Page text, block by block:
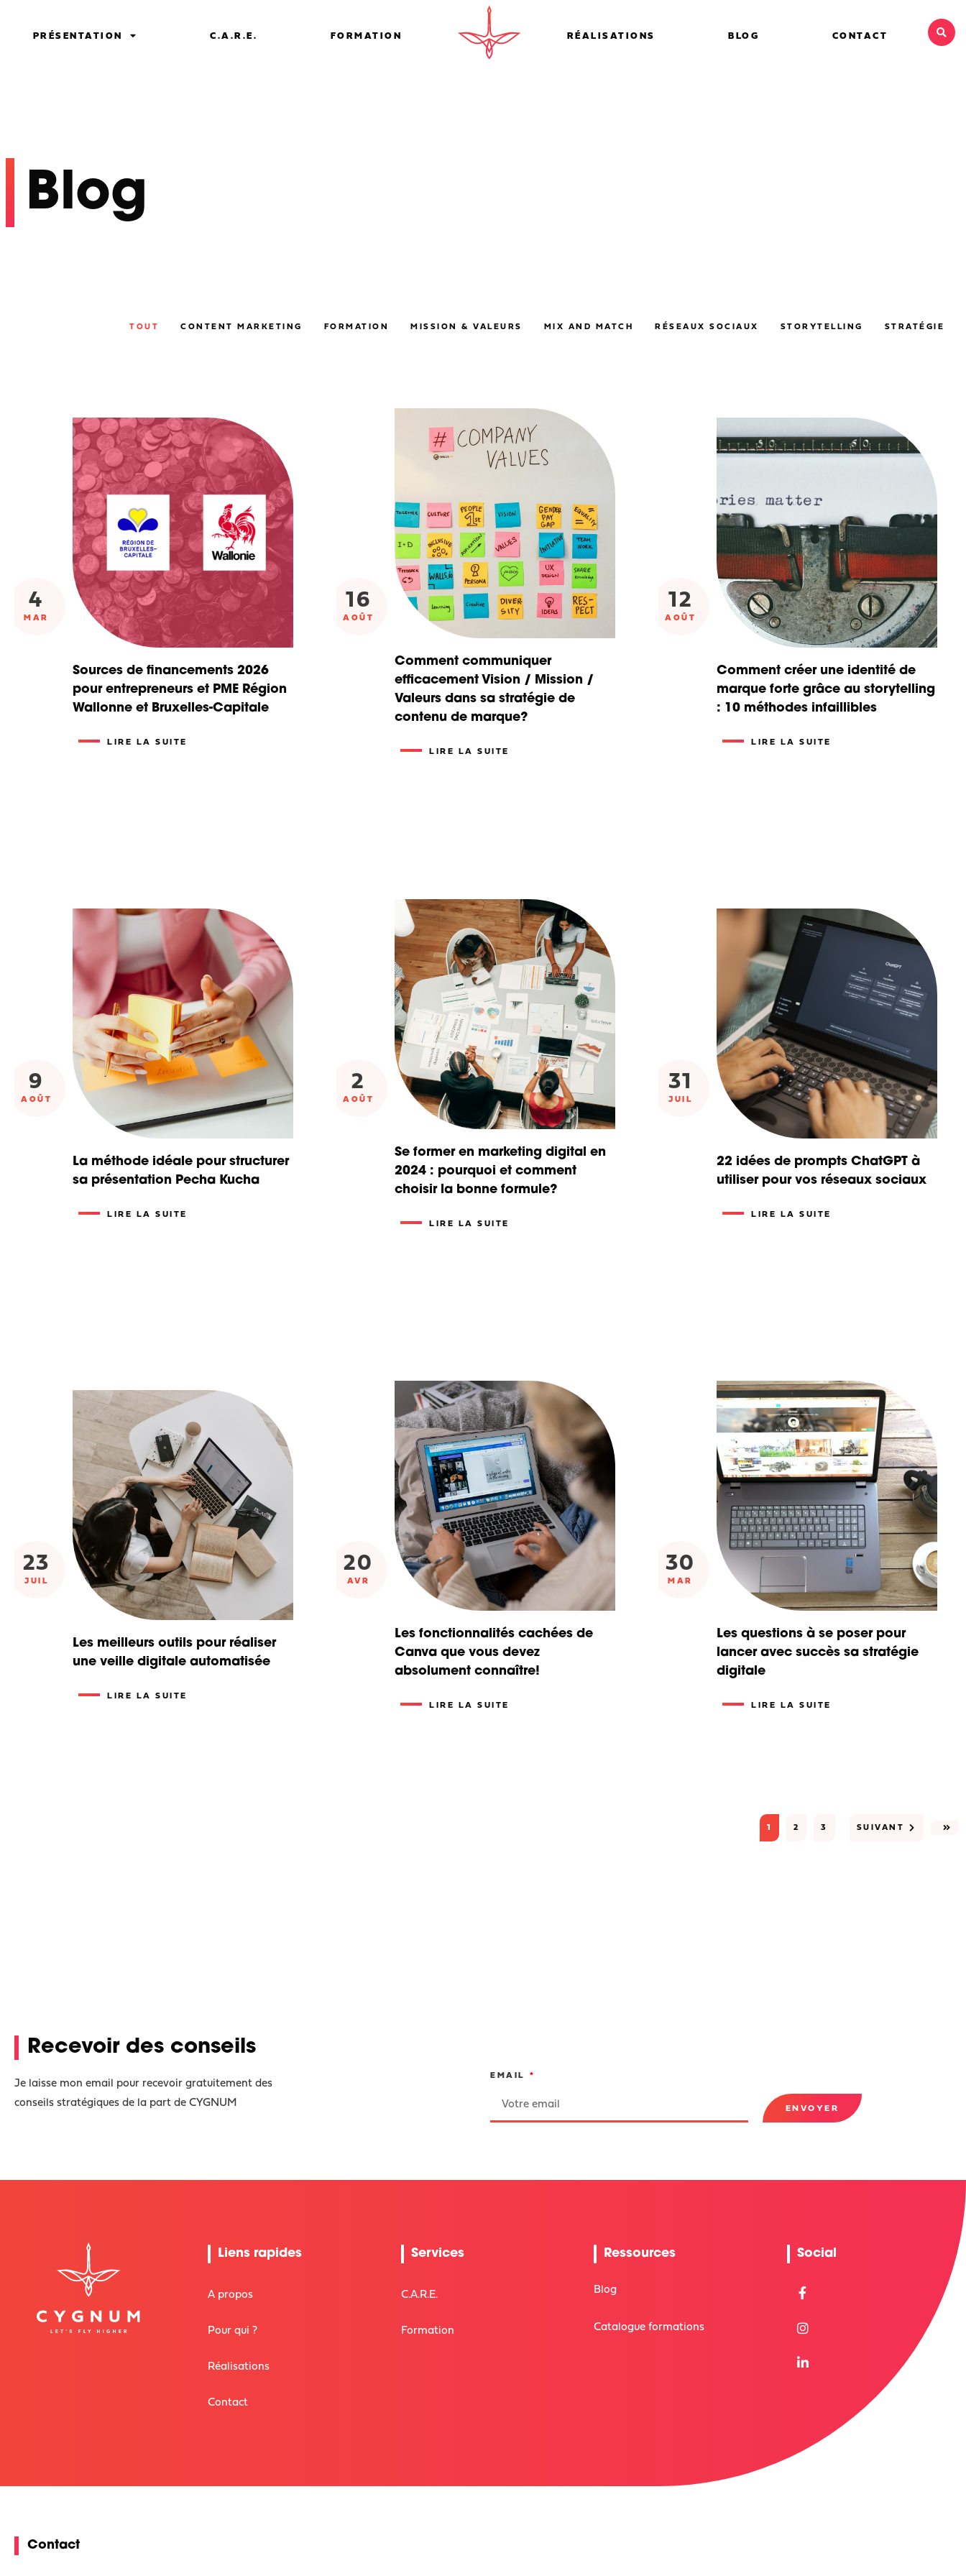
PRÉSENTATION C.A.R.E. FORMATION RÉALISATIONS BLOG CONTACT
Blog
TOUT CONTENT MARKETING FORMATION MISSION & VALEURS MIX AND MATCH RÉSEAUX SOCIAUX STORYTELLING STRATÉGIE
4
MAR
Sources de financements 2026
pour entrepreneurs et PME Région
Wallonne et Bruxelles-Capitale
LIRE LA SUITE
16
AOÛT
Comment communiquer
efficacement Vision / Mission /
Valeurs dans sa stratégie de
contenu de marque?
LIRE LA SUITE
12
AOÛT
Comment créer une identité de
marque forte grâce au storytelling
: 10 méthodes infaillibles
LIRE LA SUITE
9
AOÛT
La méthode idéale pour structurer
sa présentation Pecha Kucha
LIRE LA SUITE
2
AOÛT
Se former en marketing digital en
2024 : pourquoi et comment
choisir la bonne formule?
LIRE LA SUITE
31
JUIL
22 idées de prompts ChatGPT à
utiliser pour vos réseaux sociaux
LIRE LA SUITE
23
JUIL
Les meilleurs outils pour réaliser
une veille digitale automatisée
LIRE LA SUITE
20
AVR
Les fonctionnalités cachées de
Canva que vous devez
absolument connaître!
LIRE LA SUITE
30
MAR
Les questions à se poser pour
lancer avec succès sa stratégie
digitale
LIRE LA SUITE
1 2 3 SUIVANT
Recevoir des conseils
Je laisse mon email pour recevoir gratuitement des
conseils stratégiques de la part de CYGNUM
EMAIL
ENVOYER
Liens rapides
A propos
Pour qui ?
Réalisations
Contact
Services
C.A.R.E.
Formation
Ressources
Blog
Catalogue formations
Social
Contact